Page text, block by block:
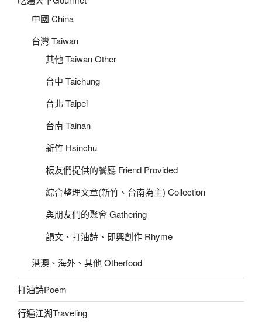
中國 China
台灣 Taiwan
其他 Taiwan Other
台中 Taichung
台北 Taipei
台南 Tainan
新竹 Hsinchu
板友們提供的餐廳 Friend Provided
綜合整理文章(新竹、台南為主) Collection
與朋友們的聚會 Gathering
韻文、打油詩、即興創作 Rhyme
港澳、海外、其他 Otherfood
打油詩Poem
行遍江湖Traveling